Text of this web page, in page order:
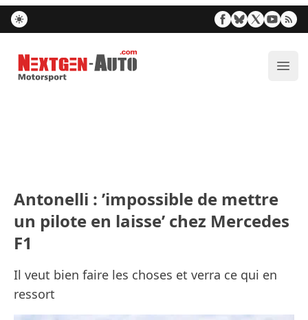
Nextgen-Auto.com
Antonelli : ’impossible de mettre
un pilote en laisse’ chez Mercedes
F1
Il veut bien faire les choses et verra ce qui en
ressort